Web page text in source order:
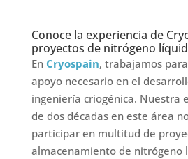
Conoce la experiencia de
proyectos de nitrógeno
En Cryospain, trabajamos
apoyo necesario en el
ingeniería criogénica. Nuestra
de dos décadas en este área
participar en multitud de
almacenamiento de nitrógeno